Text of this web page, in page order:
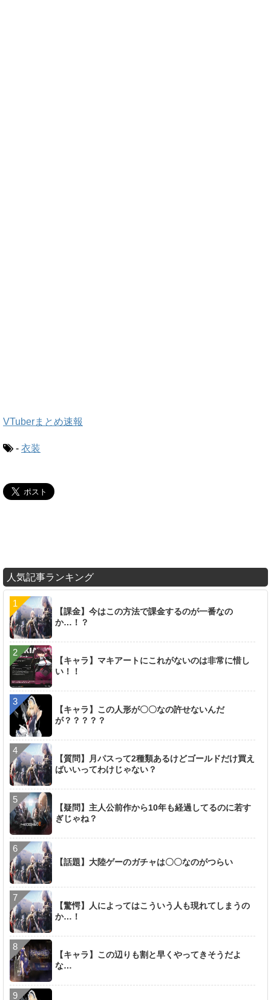
VTuberまとめ速報
- 衣装
人気記事ランキング
【課金】今はこの方法で課金するのが一番なの
か…！？
【キャラ】マキアートにこれがないのは非常に惜し
い！！
【キャラ】この人形が〇〇なの許せないんだ
が？？？？？
【質問】月パスって2種類あるけどゴールドだけ買え
ばいいってわけじゃない？
【疑問】主人公前作から10年も経過してるのに若す
ぎじゃね？
【話題】大陸ゲーのガチャは〇〇なのがつらい
【驚愕】人によってはこういう人も現れてしまうの
か…！
【キャラ】この辺りも割と早くやってきそうだよ
な…